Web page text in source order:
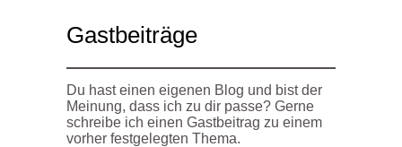
Gastbeiträge
Du hast einen eigenen Blog und bist der
Meinung, dass ich zu dir passe? Gerne
schreibe ich einen Gastbeitrag zu einem
vorher festgelegten Thema.